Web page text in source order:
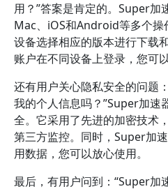
用？”答案是肯定的。Super加
Mac、iOS和Android等多个操
设备选择相应的版本进行下载
账户在不同设备上登录，您可
还有用户关心隐私安全的问题
我的个人信息吗？”Super加速
全。它采用了先进的加密技术
第三方监控。同时，Super加
用数据，您可以放心使用。
最后，有用户问到：“Super加